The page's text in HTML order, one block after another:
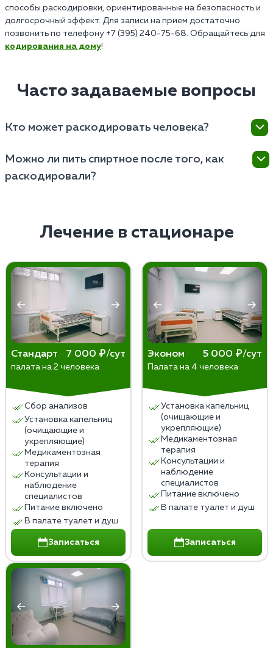
способы раскодировки, ориентированные на безопасность и
долгосрочный эффект. Для записи на прием достаточно
позвонить по телефону +7 (395) 240-75-68. Обращайтесь для
кодирования на дому!
Часто задаваемые вопросы
Кто может раскодировать человека?
зависимости важную роль играют психотерапевты,
наркологи и психиатры. Они имеют опыт и
Кроме того, перед снятием кода они беседуют с
и последствия решения.
Можно ли пить спиртное после того, как
раскодировали?
психотерапевтического метода и гипноза ждать
меньше всего — можно пить спустя сутки. После
суток. Для дисульфирама, например, антидота нет,
пациент должен дождаться, когда вещество
выйдет из организма естественным путем. Иногда,
впрочем, имплант изымают или назначают
диуретики, чтобы ускорить процесс. Пить сразу
после опасно — симптомы отравления хоть и будут
слабее, но проявятся.
стоит удержаться от спиртного, чтобы не ввергать
организм в стресс.
Лечение в стационаре
Стандарт 7 000 ₽/сут
палата на 2 человека
Сбор анализов
Установка капельниц
(очищающие и
укрепляющие)
Медикаментозная
терапия
Консультации и
наблюдение
специалистов
Питание включено
В палате туалет и душ
Записаться
Эконом 5 000 ₽/сут
Палата на 4 человека
Установка капельниц
(очищающие и
укрепляющие)
Медикаментозная
терапия
Консультации и
наблюдение
специалистов
Питание включено
В палате туалет и душ
Записаться